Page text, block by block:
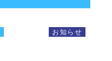
お知らせ